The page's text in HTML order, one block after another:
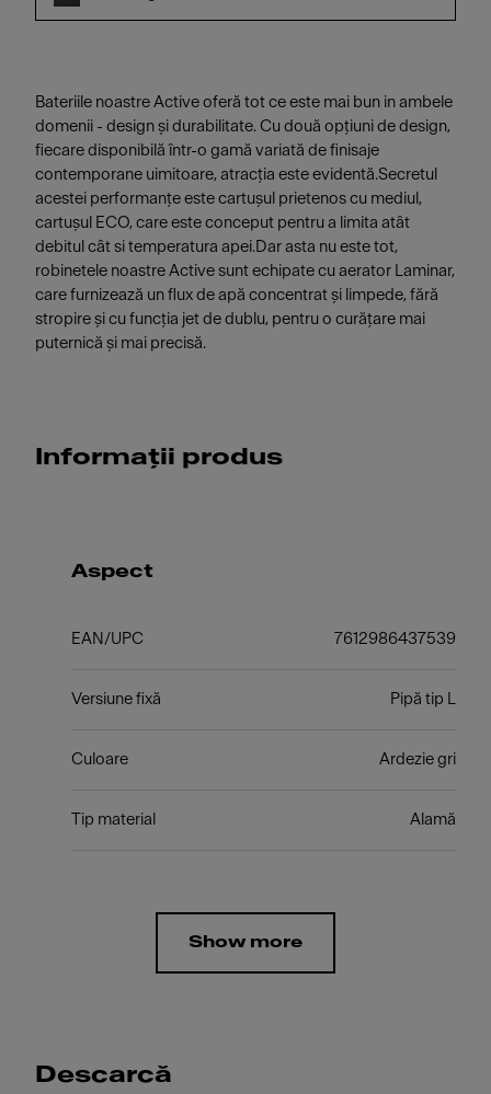
Bateriile noastre Active oferă tot ce este mai bun in ambele
domenii - design și durabilitate. Cu două opţiuni de design,
fiecare disponibilă într-o gamă variată de finisaje
contemporane uimitoare, atracţia este evidentă.Secretul
acestei performanţe este cartuşul prietenos cu mediul,
cartuşul ECO, care este conceput pentru a limita atât
debitul cât si temperatura apei.Dar asta nu este tot,
robinetele noastre Active sunt echipate cu aerator Laminar,
care furnizează un flux de apă concentrat și limpede, fără
stropire și cu funcţia jet de dublu, pentru o curăţare mai
puternică și mai precisă.
Informații produs
Aspect
EAN/UPC 7612986437539
Versiune fixă Pipă tip L
Culoare Ardezie gri
Tip material Alamă
Show more
Descarcă